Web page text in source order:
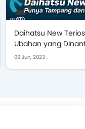
Daihatsu New
Ubahan yang
Impression
09 Jun, 2023 .